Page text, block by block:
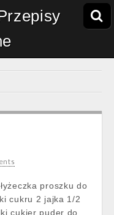
proszku do
cukru 2 jajka 1/2
cukier puder do